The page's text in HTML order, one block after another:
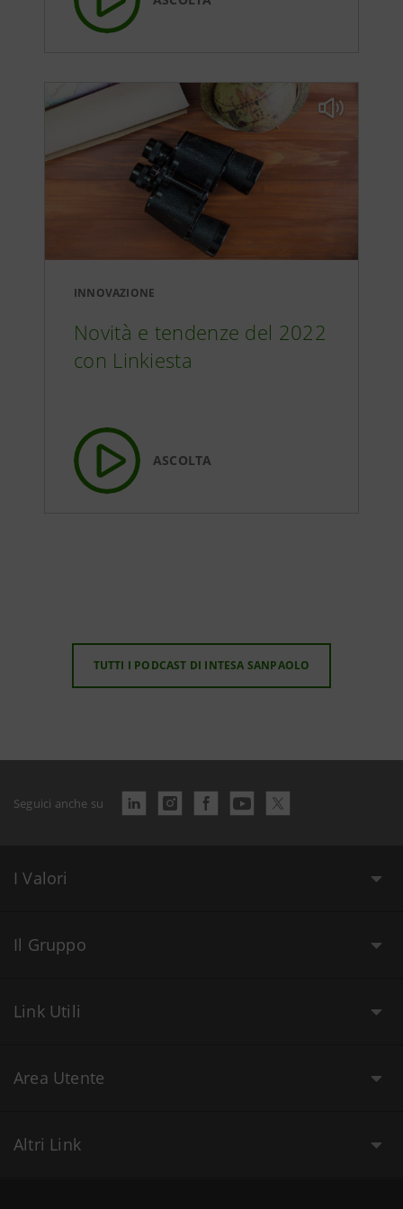
L'ebreo onorario: Guido Schwarz
Le parole giuste dall'A alla Z: i
principi guida per un nuovo
approccio inclusivo
17:25
Spaziale: la preparazione al volo con
Samantha Cristoforetti
Tale of a team: un viaggio alla
INNOVAZIONE
Novità e tendenze del 2022
con Linkiesta
ASCOLTA
TUTTI I PODCAST DI INTESA SANPAOLO
Seguici anche su
I Valori
Il Gruppo
Link Utili
Area Utente
Altri Link